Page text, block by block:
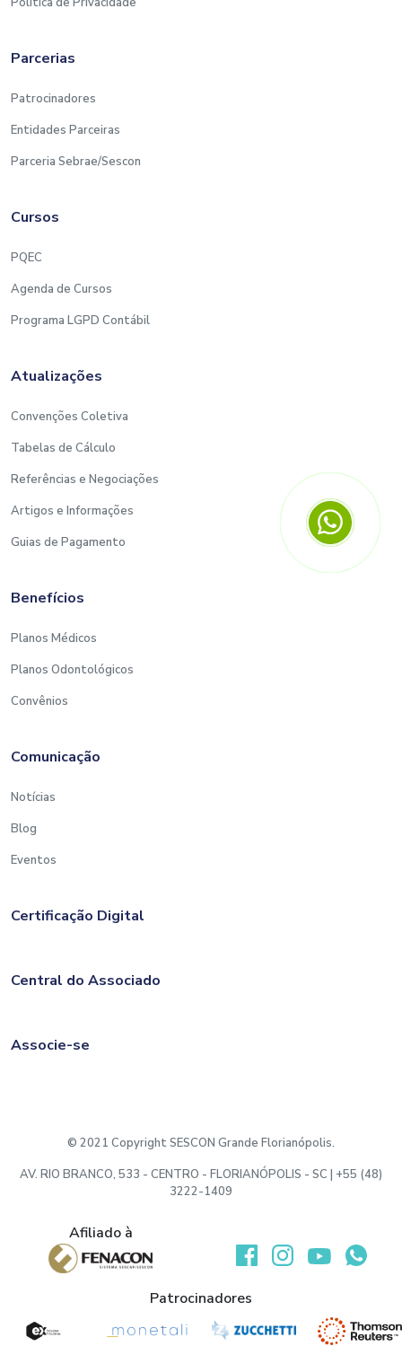
Parcerias
Patrocinadores
Entidades Parceiras
Parceria Sebrae/Sescon
Cursos
PQEC
Agenda de Cursos
Programa LGPD Contábil
Atualizações
Convenções Coletiva
Tabelas de Cálculo
Referências e Negociações
Artigos e Informações
Guias de Pagamento
Benefícios
Planos Médicos
Planos Odontológicos
Convênios
Comunicação
Notícias
Blog
Eventos
Certificação Digital
Central do Associado
Associe-se
© 2021 Copyright SESCON Grande Florianópolis.
AV. RIO BRANCO, 533 - CENTRO - FLORIANÓPOLIS - SC | +55 (48)
3222-1409
Afiliado à
Desenvolvido por:
Patrocinadores